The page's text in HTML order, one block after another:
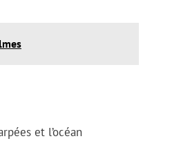
et l’océan